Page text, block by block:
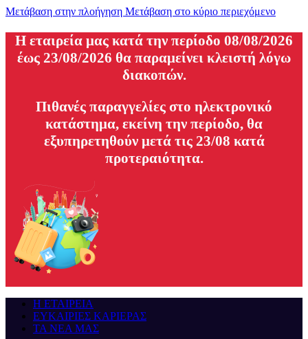
Μετάβαση στην πλοήγηση Μετάβαση στο κύριο περιεχόμενο
H εταιρεία μας κατά την περίοδο 08/08/2026
έως 23/08/2026 θα παραμείνει κλειστή λόγω
διακοπών.
Πιθανές παραγγελίες στο ηλεκτρονικό
κατάστημα, εκείνη την περίοδο, θα
εξυπηρετηθούν μετά τις 23/08 κατά
προτεραιότητα.
Η ΕΤΑΙΡΕΙΑ
ΕΥΚΑΙΡΙΕΣ ΚΑΡΙΕΡΑΣ
ΤΑ ΝΕΑ ΜΑΣ